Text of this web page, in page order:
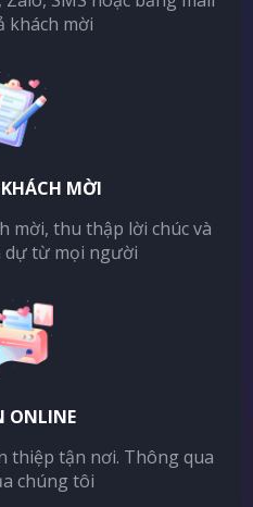
khách mời
MỜI
mời, thu thập lời chúc và
dự từ mọi người
ONLINE
thiệp tận nơi. Thông qua
chúng tôi